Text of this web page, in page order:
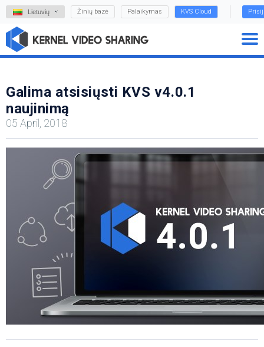
Lietuvių Žinių bazė Palaikymas KVS Cloud
Galima atsisiųsti KVS v4.0.1
naujinimą
05 April, 2018